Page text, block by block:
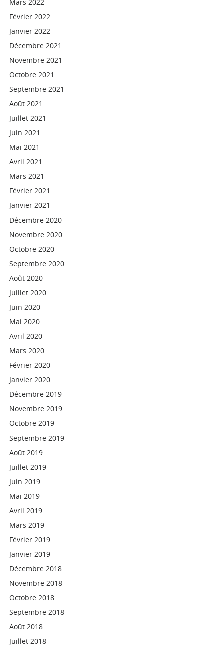
Février 2022
Janvier 2022
Décembre 2021
Novembre 2021
Octobre 2021
Septembre 2021
Août 2021
Juillet 2021
Juin 2021
Mai 2021
Avril 2021
Mars 2021
Février 2021
Janvier 2021
Décembre 2020
Novembre 2020
Octobre 2020
Septembre 2020
Août 2020
Juillet 2020
Juin 2020
Mai 2020
Avril 2020
Mars 2020
Février 2020
Janvier 2020
Décembre 2019
Novembre 2019
Octobre 2019
Septembre 2019
Août 2019
Juillet 2019
Juin 2019
Mai 2019
Avril 2019
Mars 2019
Février 2019
Janvier 2019
Décembre 2018
Novembre 2018
Octobre 2018
Septembre 2018
Août 2018
Juillet 2018